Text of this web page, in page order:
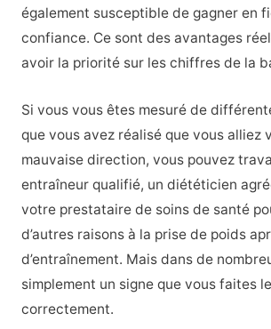
également susceptible de gagner en
confiance. Ce sont des avantages
avoir la priorité sur les chiffres de la
Si vous vous êtes mesuré de
que vous avez réalisé que vous alliez
mauvaise direction, vous pouvez
entraîneur qualifié, un diététicien
votre prestataire de soins de santé
d’autres raisons à la prise de poids
d’entraînement. Mais dans de
simplement un signe que vous faites
correctement.